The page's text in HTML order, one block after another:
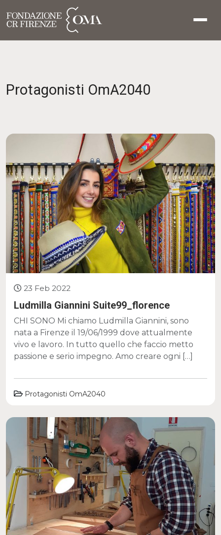
Protagonisti OmA2040
23 Feb 2022
Ludmilla Giannini Suite99_florence
CHI SONO Mi chiamo Ludmilla Giannini, sono
nata a Firenze il 19/06/1999 dove attualmente
vivo e lavoro. In tutto quello che faccio metto
passione e serio impegno. Amo creare ogni […]
Protagonisti OmA2040